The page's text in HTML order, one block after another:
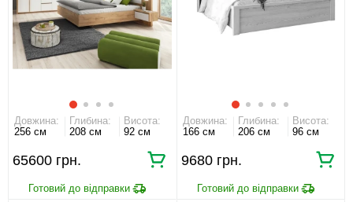
Довжина:
256 см
Глибина:
208 см
Висота:
92 см
65600 грн.
Довжина:
166 см
Глибина:
206 см
Висота:
96 см
9680 грн.